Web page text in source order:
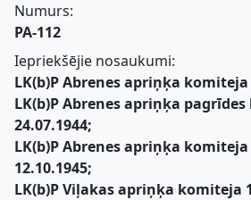
Numurs:
PA-112
Iepriekšējie nosaukumi:
LK(b)P Abrenes apriņķa komiteja
LK(b)P Abrenes apriņķa
24.07.1944;
LK(b)P Abrenes apriņķa komiteja
12.10.1945;
LK(b)P Viļakas apriņķa komiteja